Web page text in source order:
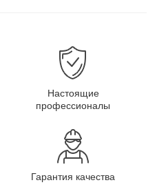
Настоящие
профессионалы
Гарантия качества